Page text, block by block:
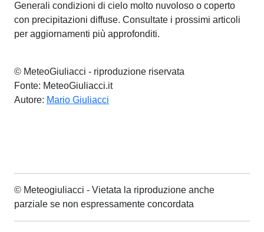
Generali condizioni di cielo molto nuvoloso o coperto
con precipitazioni diffuse. Consultate i prossimi articoli
per aggiornamenti più approfonditi.
© MeteoGiuliacci - riproduzione riservata
Fonte: MeteoGiuliacci.it
Autore: Mario Giuliacci
© Meteogiuliacci - Vietata la riproduzione anche
parziale se non espressamente concordata